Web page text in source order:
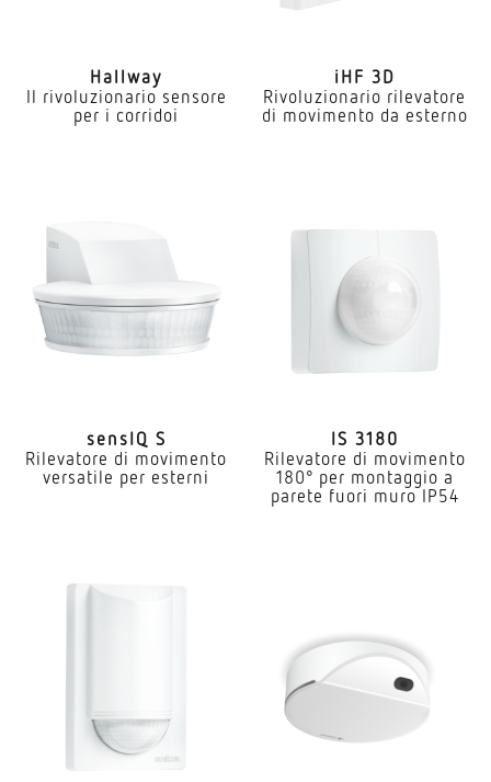
Hallway
Il rivoluzionario sensore
per i corridoi
iHF 3D
Rivoluzionario rilevatore
di movimento da esterno
sensIQ S
Rilevatore di movimento
versatile per esterni
IS 3180
Rilevatore di movimento
180° per montaggio a
parete fuori muro IP54